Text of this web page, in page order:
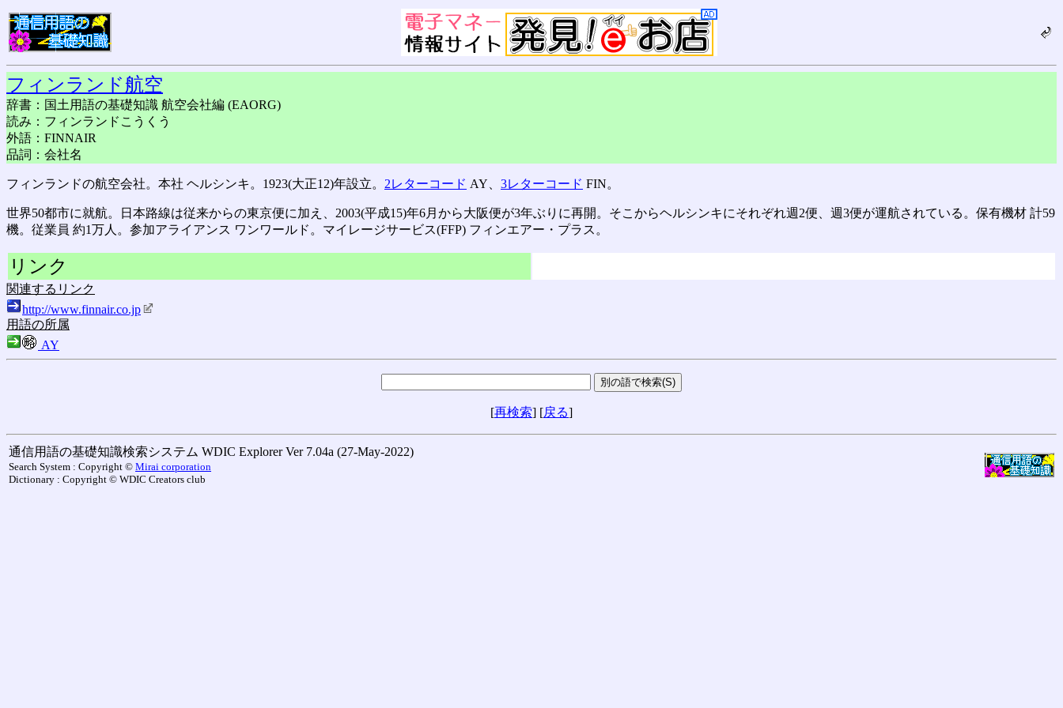
フィンランド航空
辞書：国土用語の基礎知識 航空会社編 (EAORG)
読み：フィンランドこうくう
外語：FINNAIR
品詞：会社名
フィンランドの航空会社。本社 ヘルシンキ。1923(大正12)年設立。 2レターコード AY、 3レターコード FIN。
世界50都市に就航。日本路線は従来からの東京便に加え、2003(平成15)年6月から大阪便が3年ぶりに再開。そこからヘルシンキにそれぞれ週2便、週3便が運航されている。保有機材 計59
機。従業員 約1万人。参加アライアンス ワンワールド。マイレージサービス(FFP) フィンエアー・プラス。
リンク
関連するリンク
http://www.finnair.co.jp
用語の所属
AY
[再検索] [戻る]
通信用語の基礎知識検索システム WDIC Explorer Ver 7.04a (27-May-2022)
Search System : Copyright © Mirai corporation
Dictionary : Copyright © WDIC Creators club